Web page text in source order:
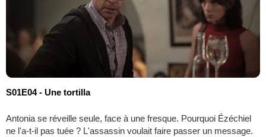
S01E04 - Une tortilla
Antonia se réveille seule, face à une fresque. Pourquoi Ézéchiel
ne l'a-t-il pas tuée ? L'assassin voulait faire passer un message.